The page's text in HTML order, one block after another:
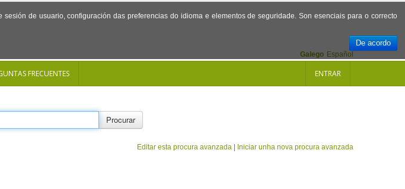
de usuario, configuración das preferencias do idioma e elementos de seguridade. Son esenciais para o correcto
De acordo
Español
Galego
FRECUENTES ENTRAR
Procurar
Editar esta procura avanzada Iniciar unha nova procura avanzada